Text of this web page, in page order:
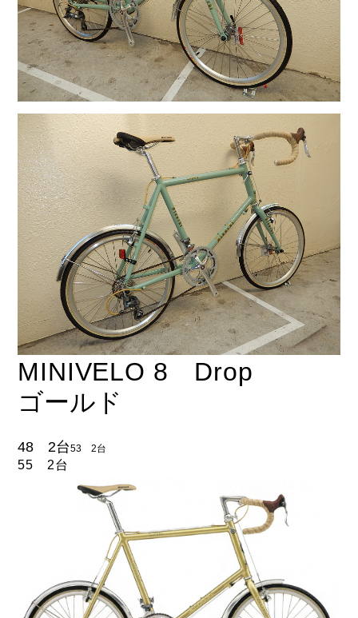
MINIVELO 8 Drop
ゴールド
48 2台53 2台
55 2台